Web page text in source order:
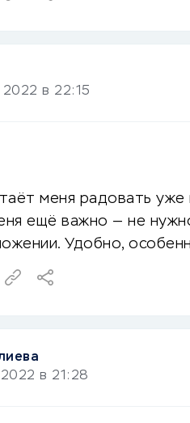
2022 в 22:15
меня радовать
ещё важно — не
Удобно,
в 21:28